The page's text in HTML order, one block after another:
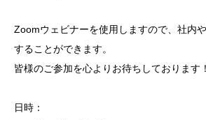
Zoomウェビナーを使用しますので、社内
することができます。
皆様のご参加を心よりお待ちしております！
日時：